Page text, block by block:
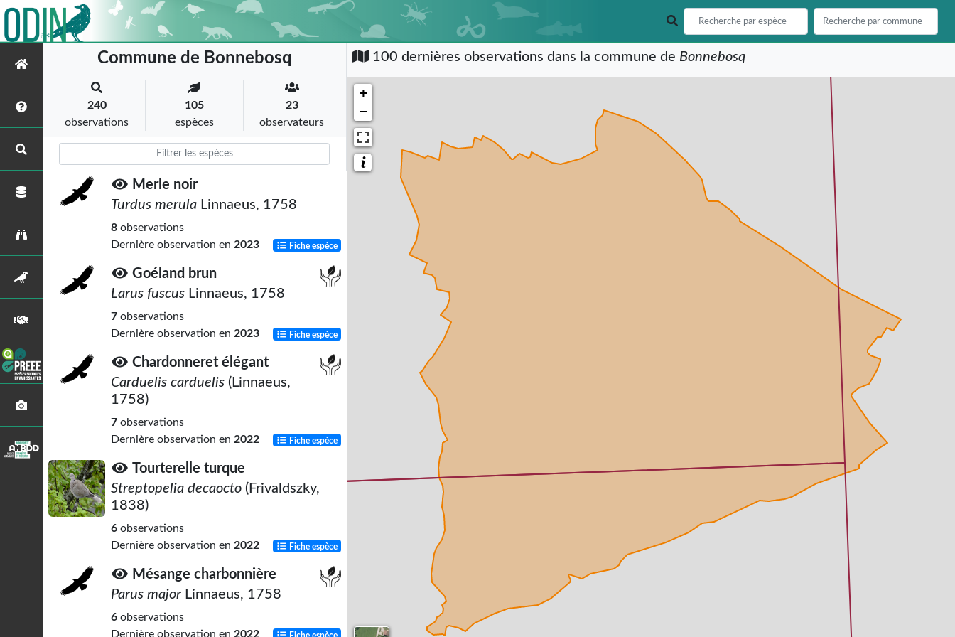
Commune de Bonnebosq
240
observations
105
espèces
23
observateurs
Merle noir
Turdus merula Linnaeus, 1758
8 observations
Dernière observation en 2023 Fiche espèce
Goéland brun
Larus fuscus Linnaeus, 1758
7 observations
Dernière observation en 2023 Fiche espèce
Chardonneret élégant
Carduelis carduelis (Linnaeus,
1758)
7 observations
Dernière observation en 2022 Fiche espèce
Tourterelle turque
Streptopelia decaocto (Frivaldszky,
1838)
6 observations
Dernière observation en 2022 Fiche espèce
Mésange charbonnière
Parus major Linnaeus, 1758
6 observations
Dernière observation en 2022 Fiche espèce
100 dernières observations dans la commune de Bonnebosq
+
−